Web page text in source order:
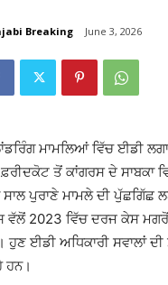
Breaking June 3, 2026
ਮਾਮਲਿਆਂ ਵਿੱਚ ਈਡੀ
ਤੋਂ ਕਾਂਗਰਸ ਦੇ ਸਾਬਕਾ
ਸਾਲ ਪੁਰਾਣੇ ਮਾਮਲੇ ਦੀ
ਵੱਲੋਂ 2023 ਵਿੱਚ ਦਰਜ ਕੇਸ
ਹੁਣ ਈਡੀ ਅਧਿਕਾਰੀ ਸਵਾਲਾਂ ਦੀ
ਹਨ।